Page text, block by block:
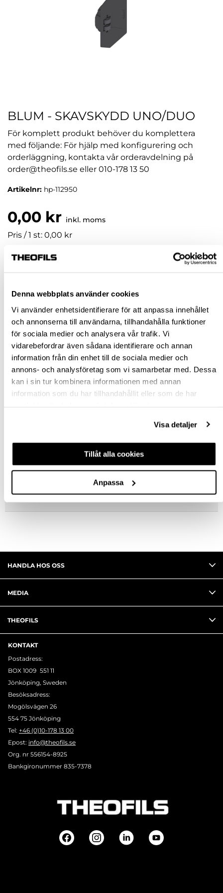
Denna webbplats använder cookies
Vi använder enhetsidentifierare för att anpassa innehållet
och annonserna till användarna, tillhandahålla funktioner
för sociala medier och analysera vår trafik. Vi
vidarebefordrar även sådana identifierare och annan
information från din enhet till de sociala medier och
annons- och analysföretag som vi samarbetar med. Dessa
kan i sin tur kombinera informationen med annan
information som du har tillhandahållit eller som de har
Visa detaljer
Tillåt alla cookies
Anpassa
BLUM - SKAVSKYDD UNO/DUO
För komplett produkt behöver du komplettera
med följande: För hjälp med konfigurering och
orderläggning, kontakta vår orderavdelning på
order@theofils.se eller 010-178 13 50
Artikelnr: hp-112950
0,00 kr inkl. moms
Pris / 1 st: 0,00 kr
st
KÖP
Jönköping huvudlager Tillfälligt slut i lager online
Jönköping butik Slut i lager
Malmö butik Slut i lager
Stockholm butik Slut i lager
Snabba leveranser
FRÅGA OM PRODUKT
HANDLA HOS OSS
MEDIA
THEOFILS
KONTAKT
Postadress:
BOX 1009 551 11
Jönköping, Sweden
Besöksadress:
Mogölsvägen 26
554 75 Jönköping
Tel: +46 (0)10-178 13 00
Epost: info@theofils.se
Org. nr 556154-8925
Bankgironummer 835-7378